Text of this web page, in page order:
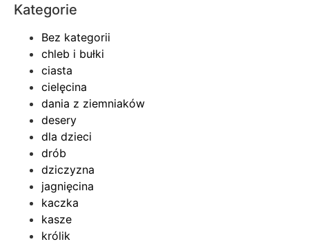
Kategorie
Bez kategorii
chleb i bułki
ciasta
cielęcina
dania z ziemniaków
desery
dla dzieci
drób
dziczyzna
jagnięcina
kaczka
kasze
królik